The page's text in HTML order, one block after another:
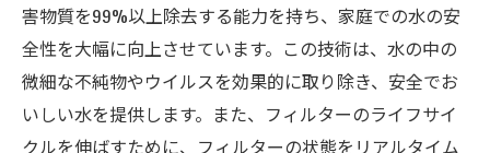
ウォーターサーバーのフィルターで毎日の水を
もっと美味しく安全に
日常の水を変えるフィルター技術
美味しい水を提供するウォーターサーバー
害物質を99%以上除去する能力を持ち、家庭での水の安
全性を大幅に向上させています。この技術は、水の中の
微細な不純物やウイルスを効果的に取り除き、安全でお
いしい水を提供します。また、フィルターのライフサイ
クルを伸ばすために、フィルターの状態をリアルタイム